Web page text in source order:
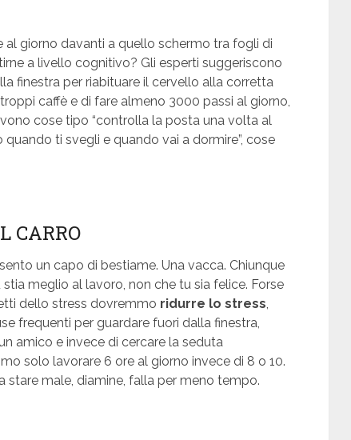
al giorno davanti a quello schermo tra fogli di
a livello cognitivo? Gli esperti suggeriscono
finestra per riabituare il cervello alla corretta
caffè e di fare almeno 3000 passi al giorno,
cose tipo “controlla la posta una volta al
ti svegli e quando vai a dormire”, cose
CARRO
un capo di bestiame. Una vacca. Chiunque
meglio al lavoro, non che tu sia felice. Forse
dello stress dovremmo ridurre lo stress,
frequenti per guardare fuori dalla finestra,
amico e invece di cercare la seduta
solo lavorare 6 ore al giorno invece di 8 o 10.
stare male, diamine, falla per meno tempo.